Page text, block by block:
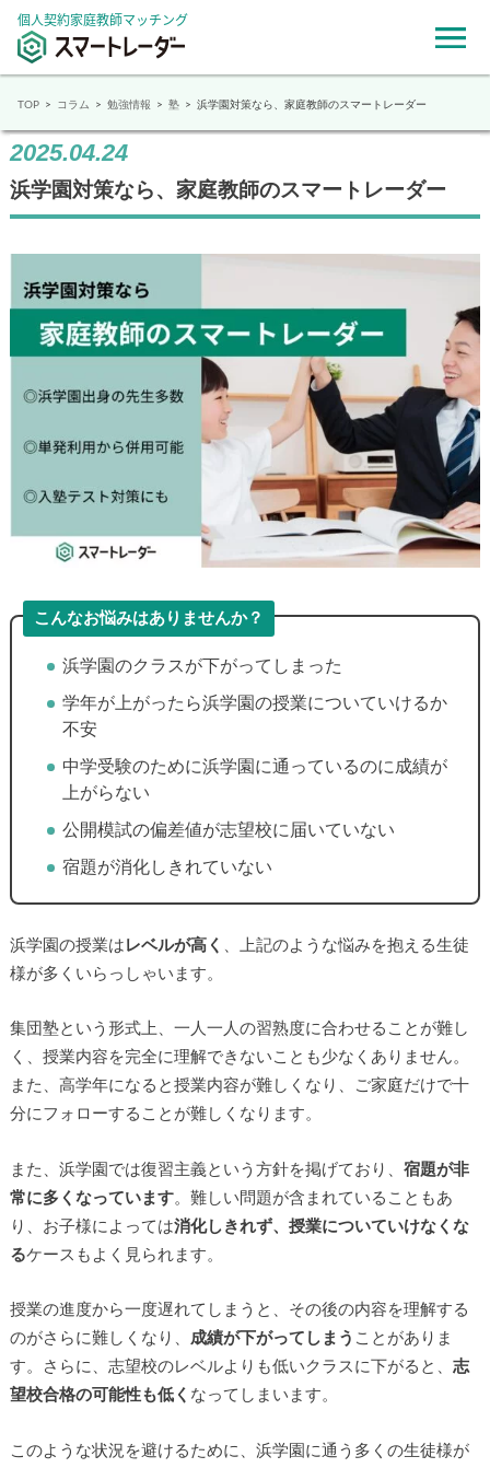
個人契約家庭教師マッチング
▶
▶
TOP コラム 勉強情報 塾 浜学園対策なら、家庭教師のスマートレーダー
2025.04.24
浜学園対策なら、家庭教師のスマートレーダー
こんなお悩みはありませんか？
浜学園のクラスが下がってしまった
学年が上がったら浜学園の授業についていけるか
不安
中学受験のために浜学園に通っているのに成績が
上がらない
公開模試の偏差値が志望校に届いていない
宿題が消化しきれていない
浜学園の授業は レベルが高く
、上記のような悩みを抱える生徒
様が多くいらっしゃいます。
集団塾という形式上、一人一人の習熟度に合わせることが難し
く、授業内容を完全に理解できないことも少なくありません。
また、高学年になると授業内容が難しくなり、ご家庭だけで十
分にフォローすることが難しくなります。
また、浜学園では復習主義という方針を掲げており、 宿題が非
常に多くなっています。難しい問題が含まれていることもあ
り、お子様によっては消化しきれず、授業についていけなくな
るケースもよく見られます。
授業の進度から一度遅れてしまうと、その後の内容を理解する
のがさらに難しくなり、 成績が下がってしまう ことがありま
す。さらに、志望校のレベルよりも低いクラスに下がると、 志
望校合格の可能性も低く なってしまいます。
このような状況を避けるために、浜学園に通う多くの生徒様が